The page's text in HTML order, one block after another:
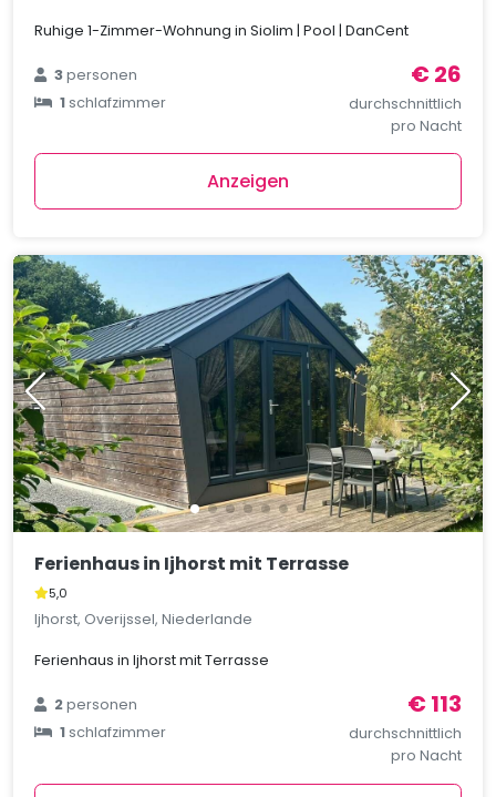
Ruhige 1-Zimmer-Wohnung in Siolim | Pool | DanCent
3personen
1schlafzimmer
€ 26
durchschnittlich
pro Nacht
Anzeigen
Ferienhaus in Ijhorst mit Terrasse
5,0
Ijhorst, Overijssel, Niederlande
Ferienhaus in Ijhorst mit Terrasse
2personen
1schlafzimmer
€ 113
durchschnittlich
pro Nacht